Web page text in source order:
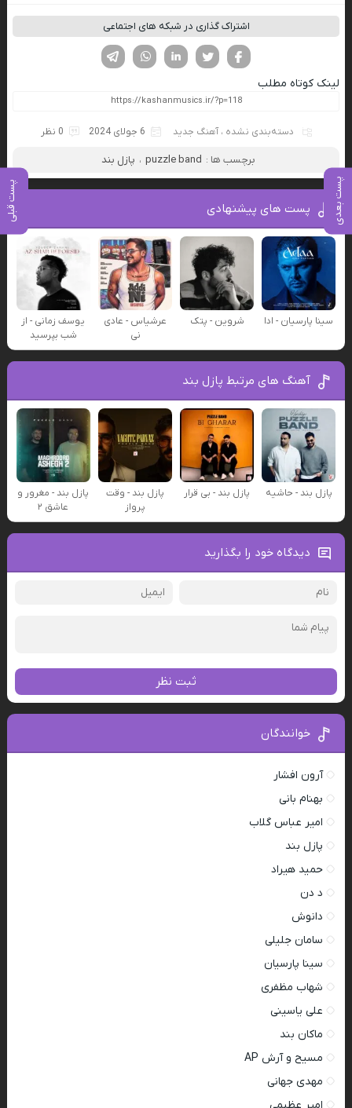
پست بعدی پست قبلی
اشتراک گذاری در شبکه های اجتماعی
لینکدین تویتر
فیسوک
لینک کوتاه مطلب
دسته‌بندی نشده ، آهنگ جدید 6 جولای 2024 0 نظر
برچسب ها : puzzle band ، پازل بند
پست های پیشنهادی
سینا پارسیان - ادا شروین - پتک
عرشیاس - عادی
نی
یوسف زمانی - از
شب بپرسید
آهنگ های مرتبط پازل بند
پازل بند - حاشیه پازل بند - بی قرار
پازل بند - وقت
پرواز
پازل بند - مغرور و
عاشق ۲
دیدگاه خود را بگذارید
ثبت نظر
خوانندگان
آرون افشار
بهنام بانی
امیر عباس گلاب
پازل بند
حمید هیراد
د دن
دانوش
سامان جلیلی
سینا پارسیان
شهاب مظفری
علی یاسینی
ماکان بند
مسیح و آرش AP
مهدی جهانی